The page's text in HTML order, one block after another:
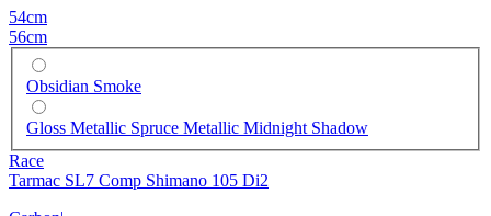
54cm
56cm
Obsidian Smoke
Gloss Metallic Spruce Metallic Midnight Shadow
Race
Tarmac SL7 Comp Shimano 105 Di2